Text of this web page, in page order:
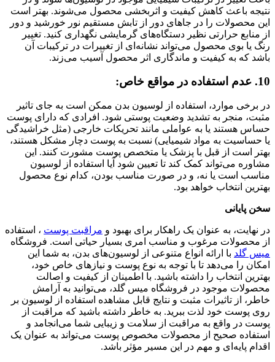
نتیجه باعث کاهش کیفیت و اثربخشی محصول می‌شوند. بهتر است
این محصولات را در جاهای دور از تابش مستقیم نور خورشید و دور
از منابع حرارتی نظیر دستگاه‌های گرمایشی نگهداری کنید. تغییر
رنگ یا بوی محصول می‌تواند نشانه‌ای از تغییرات در ترکیبات آن
باشد که به کیفیت و ماندگاری اثر محصول آسیب می‌زند.
10. عدم استفاده در مواقع خاص:
در برخی موارد، استفاده از لوسیون بدن ممکن است به جای تاثیر
مثبت، منجر به تشدید وضعیت پوستی شود. افرادی که دارای پوست
حساس هستند یا به عواملی مانند تحریکات خارجی (مثل خراشیدگی
یا حساسیت به مواد شیمیایی) نسبت به پوست دچار مشکل هستند،
بهتر است از قبل با پزشک یا متخصص پوست مشورت کنند. این
مشاوره می‌تواند کمک کند تا تعیین شود آیا استفاده از لوسیون
مناسب است یا نه، و در صورت مناسب بودن، کدام نوع محصول
بهترین انتخاب خواهد بود.
سخن پایانی
در نهایت، به عنوان یک راهکار برای بهبود و مراقبت پوست ، استفاده
از محصولات مرغوب و مناسب امری بسیار حیاتی است. فروشگاه
میس گلد با ارائه انواع متنوعی از لوسیون‌های بدن، به شما این
امکان را می‌دهد تا با توجه به نوع پوست و نیازهای خاص خود،
بهترین انتخاب را داشته باشید. با اطمینان از کیفیت و اصالت
محصولات موجود در فروشگاه میس گلد، می‌توانید به آرامش
خاطر، از تاثیرات مثبت و نتایج قابل مشاهده استفاده از لوسیون بر
روی پوست خود لذت ببرید. به خاطر داشته باشید که مراقبت از
پوست در واقع به مراقبت از سلامت و زیبایی شما می‌انجامد و
استفاده صحیح از محصولات مخصوص پوست می‌تواند به عنوان یک
اقدام پایه‌ای و مهم در این مسیر مؤثر باشد.